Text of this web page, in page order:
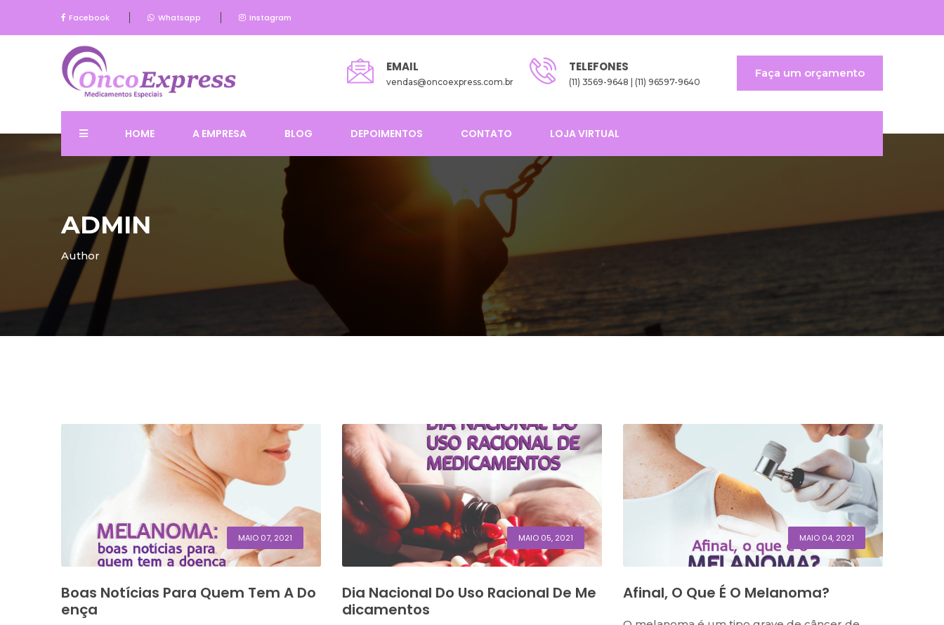
Facebook Whatsapp Instagram
EMAIL
vendas@oncoexpress.com.br
TELEFONES
(11) 3569-9648 | (11) 96597-9640
Faça um orçamento
HOME A EMPRESA BLOG DEPOIMENTOS CONTATO LOJA VIRTUAL
ADMIN
Author
MAIO 07, 2021
Boas Notícias Para Quem Tem A Do
Ença
MAIO 05, 2021
Dia Nacional Do Uso Racional De Me
Dicamentos
MAIO 04, 2021
Afinal, O Que É O Melanoma?